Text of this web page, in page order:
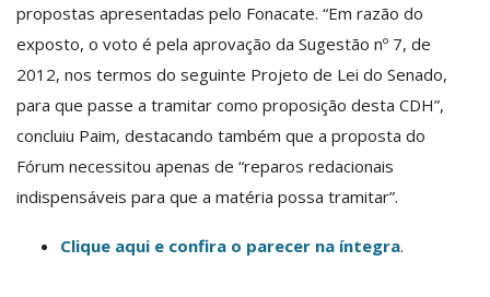
propostas apresentadas pelo Fonacate. “Em razão do
exposto, o voto é pela aprovação da Sugestão nº 7, de
2012, nos termos do seguinte Projeto de Lei do Senado,
para que passe a tramitar como proposição desta CDH”,
concluiu Paim, destacando também que a proposta do
Fórum necessitou apenas de “reparos redacionais
indispensáveis para que a matéria possa tramitar”.
Clique aqui e confira o parecer na íntegra.